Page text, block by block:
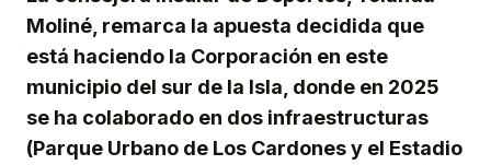
Moliné, remarca la apuesta decidida que
está haciendo la Corporación en este
municipio del sur de la Isla, donde en 2025
se ha colaborado en dos infraestructuras
(Parque Urbano de Los Cardones y el Estadio